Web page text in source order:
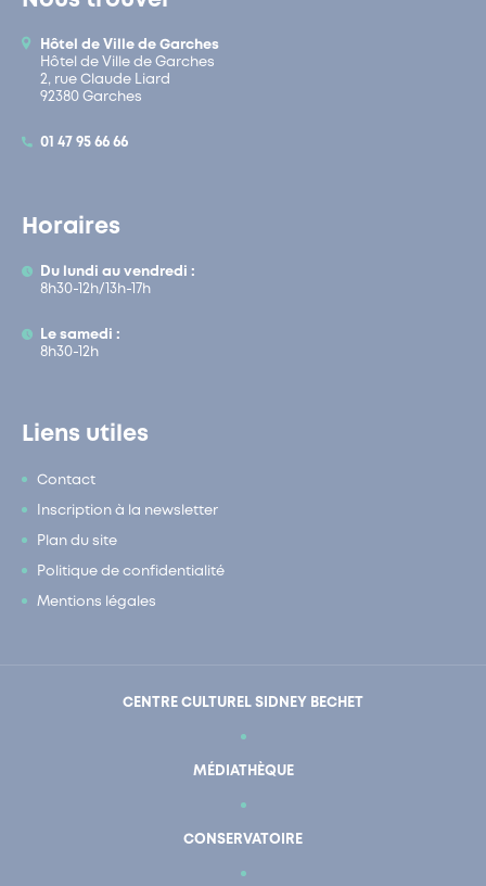
Hôtel de Ville de Garches
Hôtel de Ville de Garches
2, rue Claude Liard
92380 Garches
01 47 95 66 66
Horaires
Du lundi au vendredi :
8h30-12h/13h-17h
Le samedi :
8h30-12h
Liens utiles
Contact
Inscription à la newsletter
Plan du site
Politique de confidentialité
Mentions légales
CENTRE CULTUREL SIDNEY BECHET
MÉDIATHÈQUE
CONSERVATOIRE